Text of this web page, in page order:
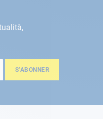
S’ABONNER